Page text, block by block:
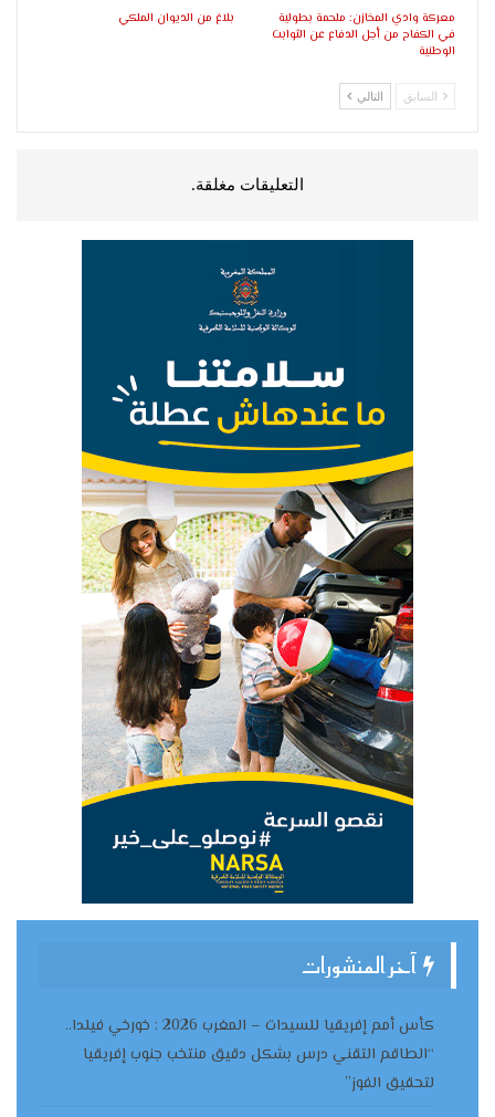
معركة وادي المخازن: ملحمة بطولية
في الكفاح من أجل الدفاع عن الثوابت
الوطنية
بلاغ من الديوان الملكي
السابق التالي
التعليقات مغلقة.
آخر المنشورات
كأس أمم إفريقيا للسيدات – المغرب 2026 : خورخي فيلدا..
“الطاقم التقني درس بشكل دقيق منتخب جنوب إفريقيا
لتحقيق الفوز”